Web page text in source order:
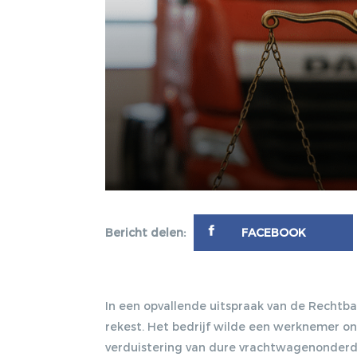
Bericht delen: FACEBOOK
In een opvallende uitspraak van de
rekest. Het bedrijf wilde een werknemer
verduistering van dure